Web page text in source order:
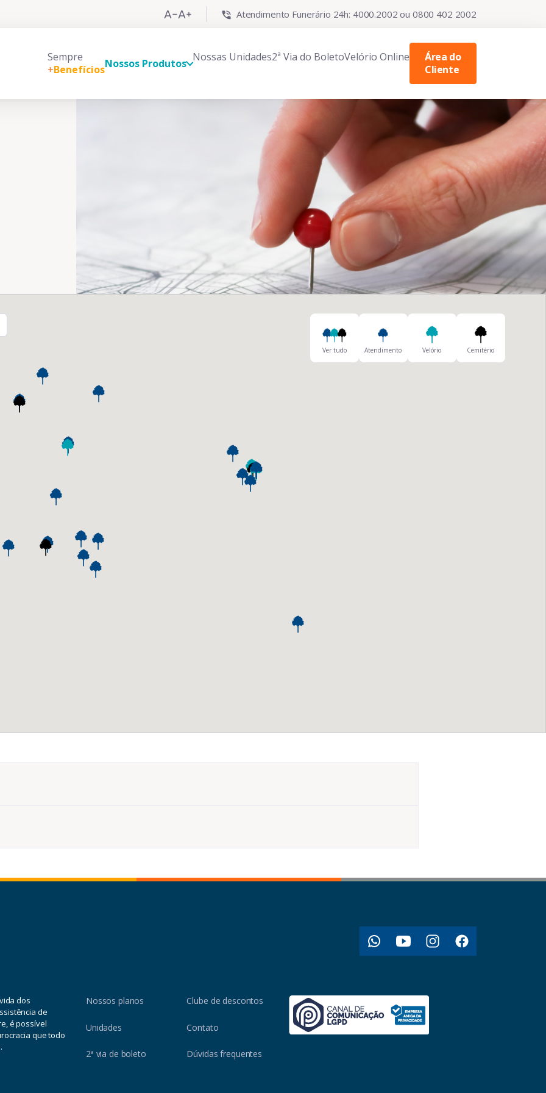
Atendimento Funerário 24h: 4000.2002 ou 0800 402 2002
Sempre
+BenefíciosNossos Produtos Nossas Unidades2ª Via do BoletoVelório Online
Área do
Cliente
Ver tudo Atendimento Velório Cemitério
dos
de
é possível
que todo
Nossos planos Clube de descontos
Unidades Contato
2ª via de boleto Dúvidas frequentes